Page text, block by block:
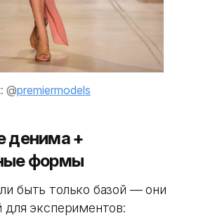
@premiermodels
денима +
формы
быть только базой — они
для экспериментов: